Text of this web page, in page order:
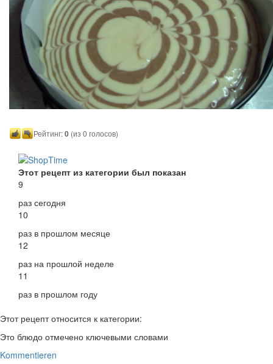
Рейтинг:0 (из 0 голосов)
Этот рецепт из категории был показан
9
раз сегодня
10
раз в прошлом месяце
12
раз на прошлой неделе
11
раз в прошлом году
Этот рецепт относится к категории:
Это блюдо отмечено ключевыми словами
Kommentieren